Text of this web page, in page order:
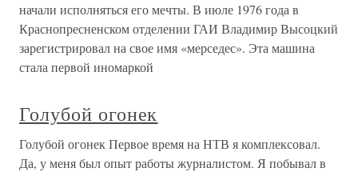
начали исполняться его мечты. В июле 1976 года в
Краснопресненском отделении ГАИ Владимир Высоцкий
зарегистрировал на свое имя «мерседес». Эта машина
стала первой иномаркой
Голубой огонек
Голубой огонек Первое время на НТВ я комплексовал.
Да, у меня был опыт работы журналистом. Я побывал в